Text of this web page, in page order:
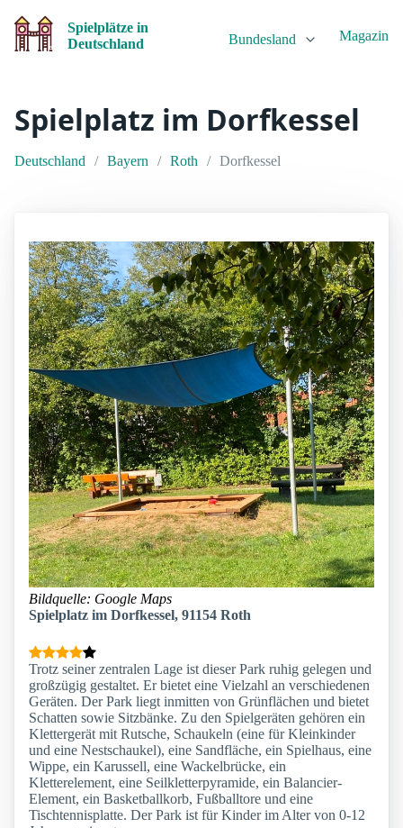
Spielplätze in
Deutschland
Bundesland Magazin
Spielplatz im Dorfkessel
Deutschland Bayern Roth Dorfkessel
Bildquelle: Google Maps
Spielplatz im Dorfkessel, 91154 Roth
Trotz seiner zentralen Lage ist dieser Park ruhig gelegen und
großzügig gestaltet. Er bietet eine Vielzahl an verschiedenen
Geräten. Der Park liegt inmitten von Grünflächen und bietet
Schatten sowie Sitzbänke. Zu den Spielgeräten gehören ein
Klettergerät mit Rutsche, Schaukeln (eine für Kleinkinder
und eine Nestschaukel), eine Sandfläche, ein Spielhaus, eine
Wippe, ein Karussell, eine Wackelbrücke, ein
Kletterelement, eine Seilkletterpyramide, ein Balancier-
Element, ein Basketballkorb, Fußballtore und eine
Tischtennisplatte. Der Park ist für Kinder im Alter von 0-12